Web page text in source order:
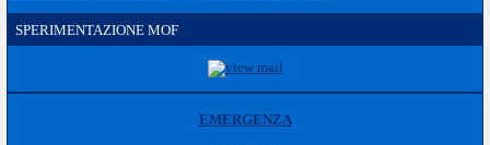
SPERIMENTAZIONE MOF
EMERGENZA